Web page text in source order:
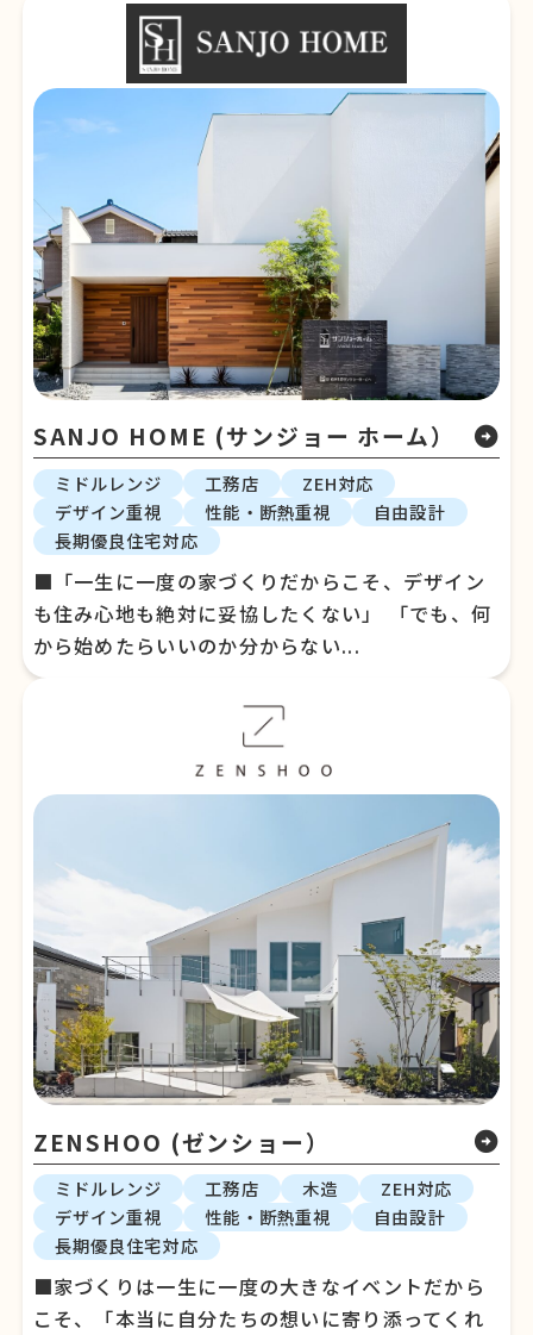
SANJO HOME (サンジョー ホーム） arrow_circle_right
ミドルレンジ 工務店
ZEH対応
デザイン重視
性能・断熱重視
自由設計
長期優良住宅対応
■「一生に一度の家づくりだからこそ、デザイン
も住み心地も絶対に妥協したくない」 「でも、何
から始めたらいいのか分からない...
ZENSHOO (ゼンショー） arrow_circle_right
ミドルレンジ 工務店 木造
ZEH対応
デザイン重視
性能・断熱重視
自由設計
長期優良住宅対応
■家づくりは一生に一度の大きなイベントだから
こそ、「本当に自分たちの想いに寄り添ってくれ